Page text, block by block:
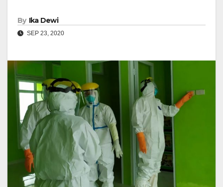
By Ika Dewi
SEP 23, 2020